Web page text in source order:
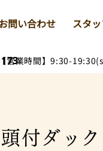
営業時間】9:30-
問い合わせ スタ
付ダック